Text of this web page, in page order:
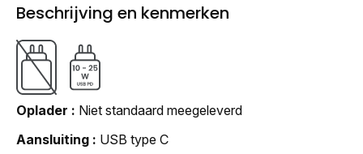
Beschrijving en kenmerken
Oplader
Niet standaard meegeleverd
Aansluiting
USB type C